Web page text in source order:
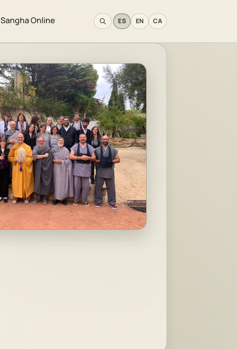
Sangha Online ES EN CA